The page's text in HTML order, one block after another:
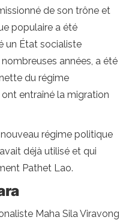
de son trône et
populaire a été
un État socialiste
années, a été
du régime
entraîné la migration
régime politique
déjà utilisé et qui
Pathet Lao.
Maha Sila Viravong